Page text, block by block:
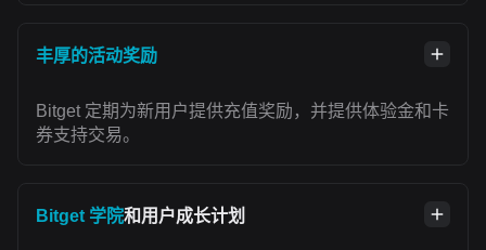
丰厚的活动奖励
Bitget 定期为新用户提供充值奖励，并提供体验金和卡
券支持交易。
Bitget 学院和用户成长计划